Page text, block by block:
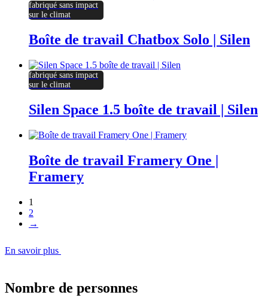
fabriqué sans impact
sur le climat
Boîte de travail Chatbox Solo | Silen
fabriqué sans impact
sur le climat
Silen Space 1.5 boîte de travail | Silen
Boîte de travail Framery One |
Framery
1
2
→
En savoir plus
Nombre de personnes